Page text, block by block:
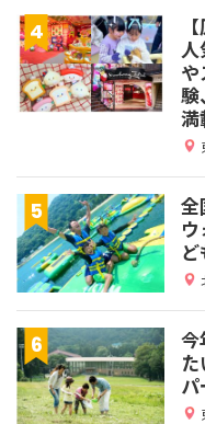
験
満
全
今